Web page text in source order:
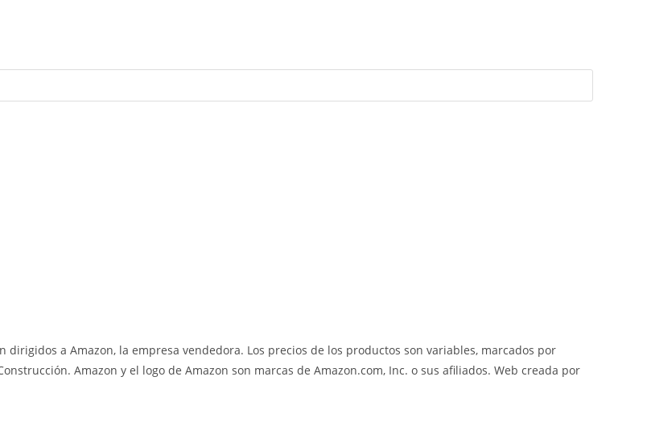
a Amazon, la empresa vendedora. Los precios de los productos son variables, marcados por
Amazon y el logo de Amazon son marcas de Amazon.com, Inc. o sus afiliados. Web creada por